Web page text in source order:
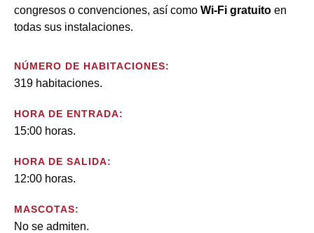
congresos o convenciones, así como Wi-Fi gratuito en
todas sus instalaciones.
NÚMERO DE HABITACIONES:
319 habitaciones.
HORA DE ENTRADA:
15:00 horas.
HORA DE SALIDA:
12:00 horas.
MASCOTAS:
No se admiten.